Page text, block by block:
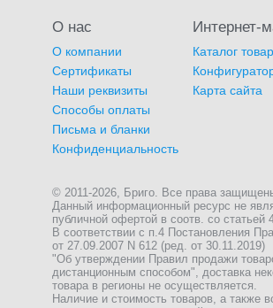
О нас
О компании
Сертификаты
Наши реквизиты
Способы оплаты
Письма и бланки
Конфиденциальность
Интернет-
Каталог
Карта сайта
© 2011-2026, Бриго. Все права
Данный информационный ресурс не
публичной офертой в соотв. со
В соответствии с п.4 Постановления
от 27.09.2007 N 612 (ред. от 30.11.2019)
"Об утверждении Правил продажи
дистанционным способом", доставка
товара в регионы не осуществляется.
Наличие и стоимость товаров, а также